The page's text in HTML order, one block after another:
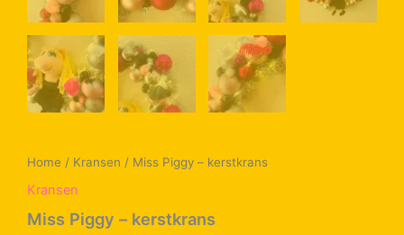
Home / Kransen / Miss Piggy – kerstkrans
Kransen
Miss Piggy – kerstkrans